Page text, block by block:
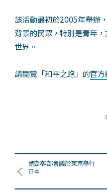
該活動最初於2005年舉辦
背景的民眾，特別是青年
世界。
請閱覽「和平之跑」的官方
總部幹部會議於東京舉行
日本